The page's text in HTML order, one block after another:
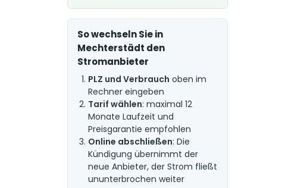
So wechseln Sie in
Mechterstädt den
Stromanbieter
PLZ und Verbrauch oben im
Rechner eingeben
Tarif wählen: maximal 12
Monate Laufzeit und
Preisgarantie empfohlen
Online abschließen: Die
Kündigung übernimmt der
neue Anbieter, der Strom fließt
ununterbrochen weiter